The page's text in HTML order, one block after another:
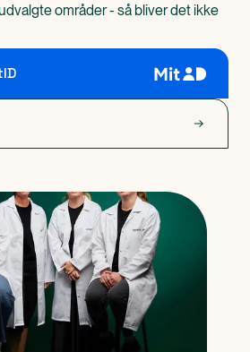
områder - så bliver det ikke